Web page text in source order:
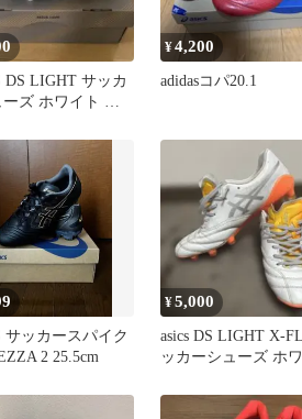
DS LIGHT サッカ
ズ ホワイト ブ
¥4,200
adidasコパ20.1
サッカースパイク
2 25.5cm
¥5,000
asics DS LIGHT X-
ッカーシューズ ホ